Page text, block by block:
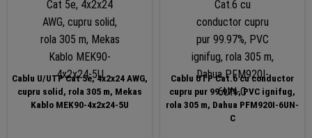
Cablu U/UTP Cat 5e, 4x2x24 AWG,
cupru solid, rola 305 m, Mekas
Kablo MEK90-4x2x24-5U
Cablu UTP Cat.6 cu conductor
cupru pur 99.97%, PVC ignifug,
rola 305 m, Dahua PFM920I-6UN-
C